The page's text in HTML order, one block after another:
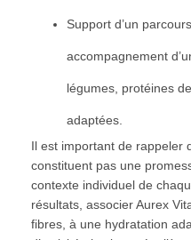
Support d’un
accompagnement
légumes, protéines
adaptées.
Il est important de rappeler
constituent pas une
contexte individuel de
résultats, associer Aurex
fibres, à une hydratation